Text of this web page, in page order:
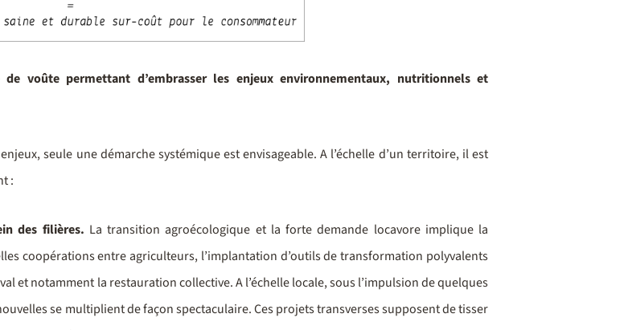
voûte permettant d’embrasser les enjeux environnementaux, nutritionnels et
seule une démarche systémique est envisageable. A l’échelle d’un territoire, il est
:
des filières. La transition agroécologique et la forte demande locavore implique la
coopérations entre agriculteurs, l’implantation d’outils de transformation polyvalents
et notamment la restauration collective. A l’échelle locale, sous l’impulsion de quelques
se multiplient de façon spectaculaire. Ces projets transverses supposent de tisser